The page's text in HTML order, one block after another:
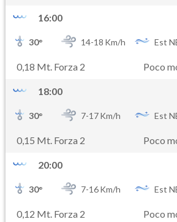
16:00
30° 14-18 Km/h Est
0,18 Mt. Forza 2 Poco
18:00
30° 7-17Km/h Est
0,15 Mt. Forza 2 Poco
20:00
30° 7-16Km/h Est
0,12 Mt. Forza 2 Poco